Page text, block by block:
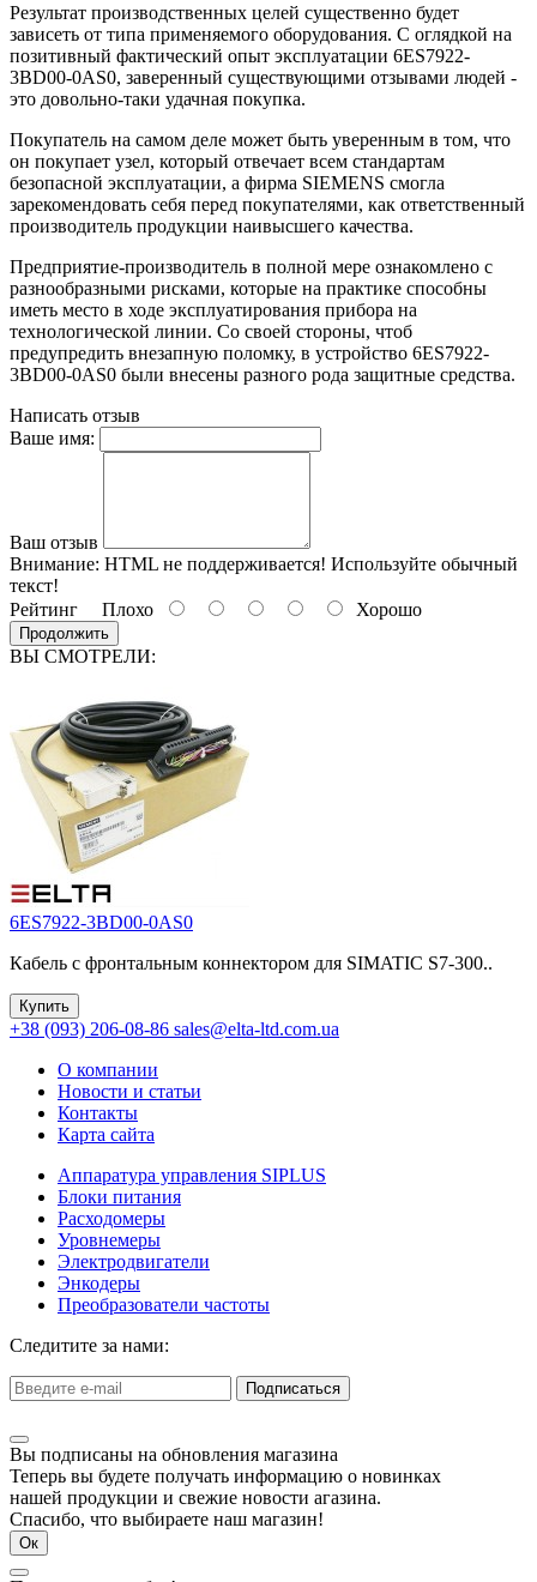
Результат производственных целей существенно будет
зависеть от типа применяемого оборудования. С оглядкой на
позитивный фактический опыт эксплуатации 6ES7922-
3BD00-0AS0, заверенный существующими отзывами людей -
это довольно-таки удачная покупка.
Покупатель на самом деле может быть уверенным в том, что
он покупает узел, который отвечает всем стандартам
безопасной эксплуатации, а фирма SIEMENS смогла
зарекомендовать себя перед покупателями, как ответственный
производитель продукции наивысшего качества.
Предприятие-производитель в полной мере ознакомлено с
разнообразными рисками, которые на практике способны
иметь место в ходе эксплуатирования прибора на
технологической линии. Со своей стороны, чтоб
предупредить внезапную поломку, в устройство 6ES7922-
3BD00-0AS0 были внесены разного рода защитные средства.
Написать отзыв
Ваше имя:
Ваш отзыв
Внимание: HTML не поддерживается! Используйте обычный
текст!
Рейтинг Плохо Хорошо
Продолжить
ВЫ СМОТРЕЛИ:
6ES7922-3BD00-0AS0
Кабель с фронтальным коннектором для SIMATIC S7-300..
Купить
+38 (093) 206-08-86 sales@elta-ltd.com.ua
О компании
Новости и статьи
Контакты
Карта сайта
Аппаратура управления SIPLUS
Блоки питания
Расходомеры
Уровнемеры
Электродвигатели
Энкодеры
Преобразователи частоты
Следитите за нами:
Подписаться
Вы подписаны на обновления магазина
Теперь вы будете получать информацию о новинках
нашей продукции и свежие новости агазина.
Спасибо, что выбираете наш магазин!
Ок